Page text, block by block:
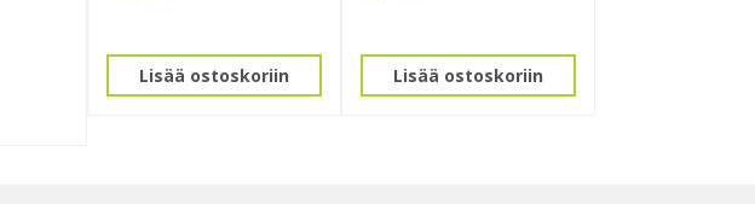
Lisää ostoskoriin Lisää ostoskoriin